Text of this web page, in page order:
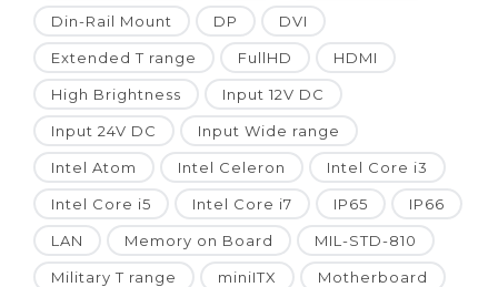
Din-Rail Mount DP DVI
Extended T range FullHD HDMI
High Brightness Input 12V DC
Input 24V DC Input Wide range
Intel Atom Intel Celeron Intel Core i3
Intel Core i5 Intel Core i7 IP65 IP66
LAN Memory on Board MIL-STD-810
Military T range miniITX Motherboard